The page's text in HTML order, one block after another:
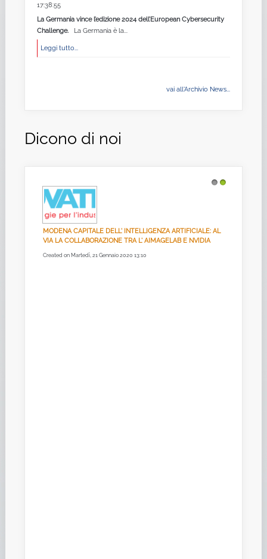
17:38:55
La Germania vince l’edizione 2024 dell’European Cybersecurity
Challenge.
La Germania è la...
Leggi tutto...
vai all'Archivio News...
Dicono di noi
MODENA CAPITALE DELL' INTELLIGENZA ARTIFICIALE: AL
VIA LA COLLABORAZIONE TRA L' AIMAGELAB E NVIDIA
Created on Martedì, 21 Gennaio 2020 13:10